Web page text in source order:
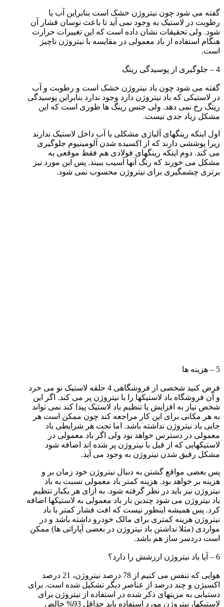
گفته می شود چون نیتروژن خشک است بنابراین آب یا
رطوبت در لاستیک به وجود نمی آید تا باعث نوسان فشار آن
شود. ولی تحقیقات نشان داده است که این تغییرات حرارت
هنگام استفاده از باد معمولی در مقایسه با نیتروژن ناچیز
است.
4 – جلوگیری از پوسیدگی رینگ
گفته می شود چون باد نیتروژن خشک است و رطوبت و آب
در لاستیکی که باد نیتروژن دارد وجود ندارد بنابراین پوسیدگی
رینگ رخ نمی دهد. ولی جنس رینگ ها طوری است که این
مشکل زیاد جدی نیست.
اول اینکه رینگهای آلیاژی مشکلی با آب داخل لاستیک ندارند
زیرا پوششی دارند که از اکسیده شدن آلومینیوم جلوگیری
می کند. دوم اینکه رینگهای فولادی هم فقط موقعی به
مشکل می خورند که رنگ آنها آسیب ببیند. پس این مورد نیز
برتری چشمگیری برای نیتروژن محسوب نمی شود.
5 – هزینه ها
فرض کنید شخصی از فروشگاهی 4 حلقه لاستیک نو می خرد
و آن فروشگاه باد لاستیکها را با نیتروژن پر می کند. اگر این
شخص نیاز به افزایش یا تنظیم باد لاستیک پیدا کند نمی تواند
به هر مکانی برای این کار مراجعه کند چون ممکن است هر
جایی باد نیتروژن نداشته باشد. اما تحت هر شرایطی باد
معمولی در دسترس خواهد بود ولی اگر باد معمولی در
لاستیکهایی که از قبل با نیتروژن پر شده اند اضافه شود
مشکل رقیق شدن نیتروژن به وجود می آید.
پس بعضی مواقع گشتن به دنبال نیتروژن خود زمان بر و
هزینه بر خواهد بود. هزینه کمتر باد معمولی نسبت به باد
نیتروژن نیز باید در نظر گرفته شود. به ازای هر یکبار تنظیم
باد نیتروژن می شود چندین بار باد معمولی به لاستیکها اضافه
کرد. پس همیشه اینطور نیست که افت فشار کمتر با باد
نیتروژن هزینه کمتری برای مالک خودرو داشته باشد و در
مواردی (مثلا نداشتن باد نیتروژن در بعضی آپاراتی ها) ممکن
است دردسر ساز هم باشد.
6 – آیا باد نیتروژن ارزشش را دارد؟
هوایی که تنفس می کنیم از 78 درصد نیتروژن، 21 درصد
اکسیژن و چند درصد از عناصر دیگر تشکیل شده است. برای
دستیابی به مزیتهای ذکر شده در استفاده از نیتروژن برای
لاستیکها، نیتروژن مورد استفاده باید حداقل 93% خالص